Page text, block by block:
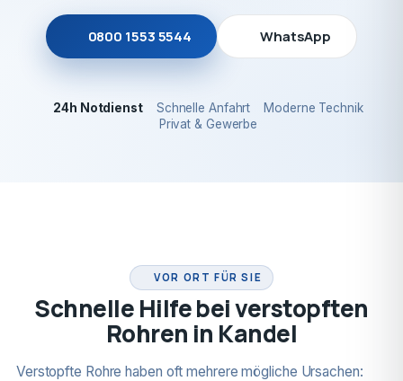
0800 1553 5544 WhatsApp
24h Notdienst Schnelle Anfahrt
Moderne Technik
Privat & Gewerbe
VOR ORT FÜR SIE
Schnelle Hilfe bei verstopften
Rohren in Kandel
Verstopfte Rohre haben oft mehrere mögliche Ursachen: